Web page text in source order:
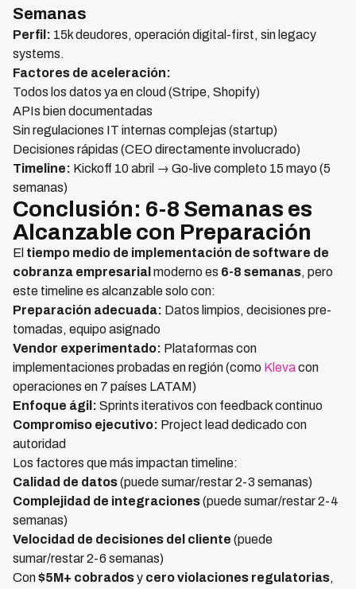
Semanas
Perfil: 15k deudores, operación digital-first, sin legacy
systems.
Factores de aceleración:
Todos los datos ya en cloud (Stripe, Shopify)
APIs bien documentadas
Sin regulaciones IT internas complejas (startup)
Decisiones rápidas (CEO directamente involucrado)
Timeline: Kickoff 10 abril → Go-live completo 15 mayo (5
semanas)
Conclusión: 6-8 Semanas es
Alcanzable con Preparación
El tiempo medio de implementación de software de
cobranza empresarial moderno es 6-8 semanas, pero
este timeline es alcanzable solo con:
Preparación adecuada: Datos limpios, decisiones pre-
tomadas, equipo asignado
Vendor experimentado: Plataformas con
implementaciones probadas en región (como Klevacon
operaciones en 7 países LATAM)
Enfoque ágil: Sprints iterativos con feedback continuo
Compromiso ejecutivo: Project lead dedicado con
autoridad
Los factores que más impactan timeline:
Calidad de datos(puede sumar/restar 2-3 semanas)
Complejidad de integraciones(puede sumar/restar 2-4
semanas)
Velocidad de decisiones del cliente (puede
sumar/restar 2-6 semanas)
Con$5M+ cobradosy cero violaciones regulatorias,